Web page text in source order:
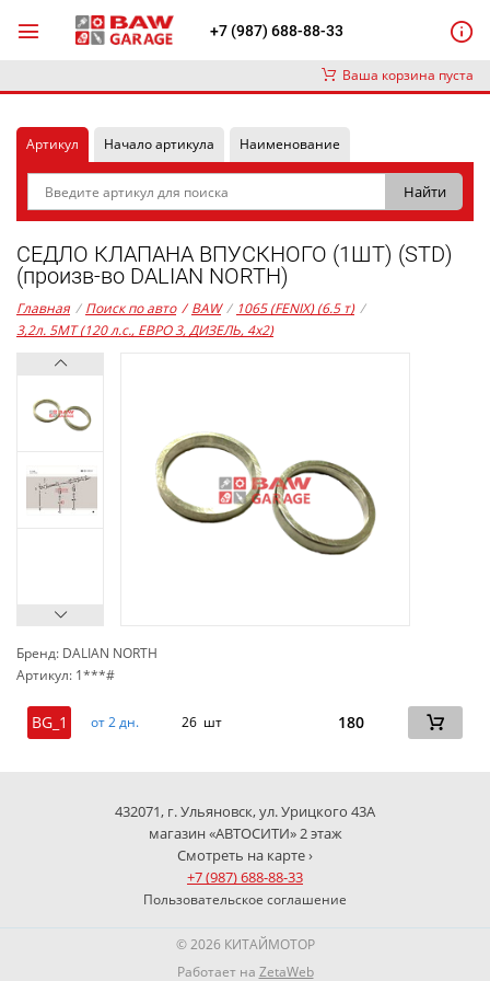
+7 (987) 688-88-33
Ваша корзина пуста
Артикул Начало артикула Наименование
СЕДЛО КЛАПАНА ВПУСКНОГО (1ШТ) (STD)
(произв-во DALIAN NORTH)
Главная / Поиск по авто / BAW / 1065 (FENIX) (6.5 т) /
3,2л. 5MT (120 л.с., ЕВРО 3, ДИЗЕЛЬ, 4x2)
Бренд: DALIAN NORTH
Артикул: 1***#
BG_1 от 2 дн. 26 шт 180
432071, г. Ульяновск, ул. Урицкого 43А
магазин «АВТОСИТИ» 2 этаж
Смотреть на карте ›
+7 (987) 688-88-33
Пользовательское соглашение
© 2026 КИТАЙМОТОР
Работает на ZetaWeb